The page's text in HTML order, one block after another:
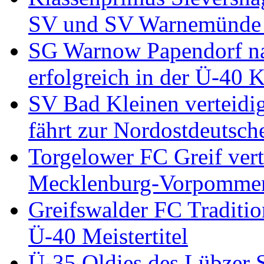
SV und SV
SG Warnow Papendorf
erfolgreich in der Ü-40
SV Bad Kleinen
fährt zur
Torgelower FC Greif
Mecklenburg-
Greifswalder FC
Ü-40 Meistertitel